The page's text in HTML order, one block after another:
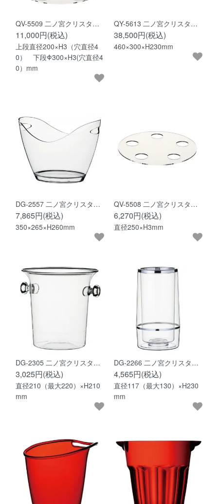
QV-5509 二ノ宮クリスタ…
11,000円(税込)
上段直径200×H3（穴直径4
0） 下段Φ300×H3(穴直径4
0）mm
QY-5613 二ノ宮クリスタ…
38,500円(税込)
460×300×H230mm
DG-2557 二ノ宮クリスタ…
7,865円(税込)
350×265×H260mm
QV-5508 二ノ宮クリスタ…
6,270円(税込)
直径250×H3mm
DG-2305 二ノ宮クリスタ…
3,025円(税込)
直径210（最大220）×H210
mm
DG-2266 二ノ宮クリスタ…
4,565円(税込)
直径117（最大130）×H230
mm